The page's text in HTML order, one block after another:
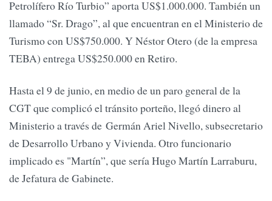
Petrolífero Río Turbio” aporta US$1.000.000. También un
llamado “Sr. Drago”, al que encuentran en el Ministerio de
Turismo con US$750.000. Y Néstor Otero (de la empresa
TEBA) entrega US$250.000 en Retiro.
Hasta el 9 de junio, en medio de un paro general de la
CGT que complicó el tránsito porteño, llegó dinero al
Ministerio a través de Germán Ariel Nivello, subsecretario
de Desarrollo Urbano y Vivienda. Otro funcionario
implicado es "Martín”, que sería Hugo Martín Larraburu,
de Jefatura de Gabinete.